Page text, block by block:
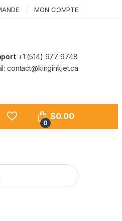
MON COMPTE
+1 (514) 977 9748
contact@kinginkjet.ca
0
$0.00